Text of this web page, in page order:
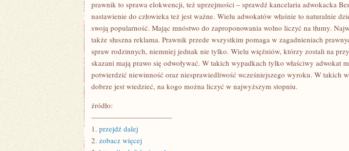
NIE
JEST
Z
TEGO
USATYSFAKCJONOWANY
prawnik to sprawa elokwencji, też uprzejmości – sprawdź kancelaria adwokacka
nastawienie do człowieka też jest ważne. Wielu adwokatów właśnie to naturalnie
swoją popularność. Mając mnóstwo do zaproponowania wolno liczyć na tłumy.
także słuszna reklama. Prawnik przede wszystkim pomaga w zagadnieniach
spraw rodzinnych, niemniej jednak nie tylko. Wielu więźniów, którzy zostali na
skazani mają prawo się odwoływać. W takich wypadkach tylko właściwy adwokat
potwierdzić niewinność oraz niesprawiedliwość wcześniejszego wyroku. W takich
dobrze jest wiedzieć, na kogo można liczyć w najwyższym stopniu.
źródło:
———————————
1. przejdź dalej
2. zobacz więcej